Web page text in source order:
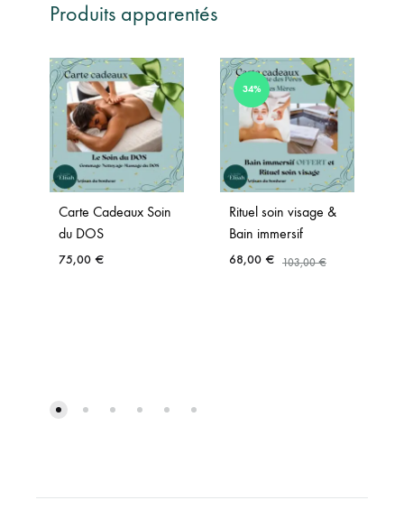
Produits apparentés
Carte Cadeaux Soin
du DOS
75,00 €
34%
Rituel soin visage &
Bain immersif
68,00 € 103,00€